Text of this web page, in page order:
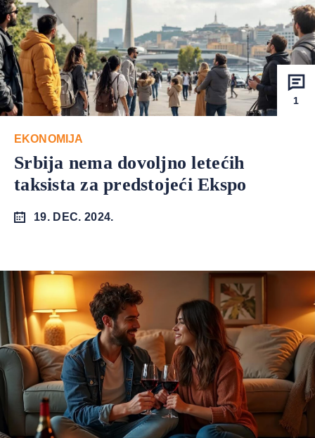
1
EKONOMIJA
Srbija nema dovoljno letećih
taksista za predstojeći Ekspo
19. DEC. 2024.